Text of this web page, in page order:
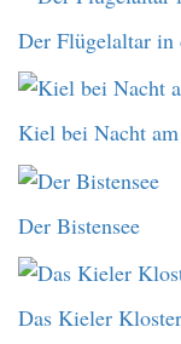
Der Flügelaltar
Kiel bei Nacht
Der Bistensee
Das Kieler